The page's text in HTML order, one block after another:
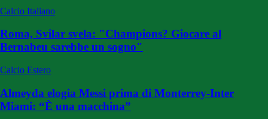
Calcio Italiano
Roma, Svilar svela: "Champions? Giocare al
Bernabeu sarebbe un sogno"
Calcio Estero
Almeyda elogia Messi prima di Monterrey-Inter
Miami: “È una macchina”